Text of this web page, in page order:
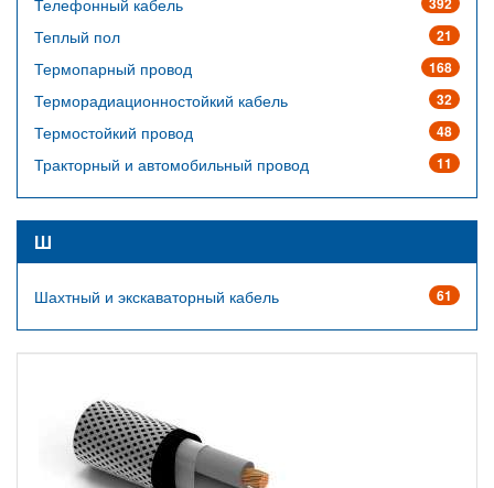
Телефонный кабель
21
Теплый пол
168
Термопарный провод
32
Терморадиационностойкий кабель
48
Термостойкий провод
11
Тракторный и автомобильный провод
Ш
61
Шахтный и экскаваторный кабель